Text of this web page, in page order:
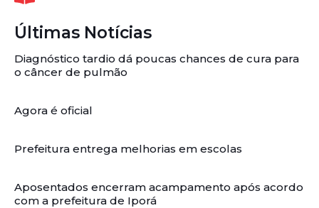
Últimas Notícias
Diagnóstico tardio dá poucas chances de cura para
o câncer de pulmão
Agora é oficial
Prefeitura entrega melhorias em escolas
Aposentados encerram acampamento após acordo
com a prefeitura de Iporá